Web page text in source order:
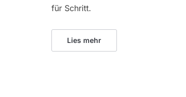
für Schritt.
Lies mehr